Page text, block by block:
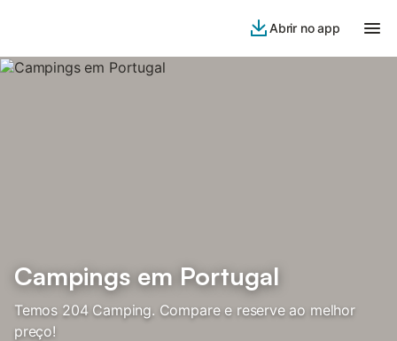
Abrir no app
Campings em Portugal
Temos 204 Camping. Compare e reserve ao melhor
preço!